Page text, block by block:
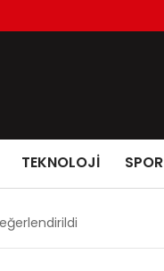
TEKNOLOJİ SPOR